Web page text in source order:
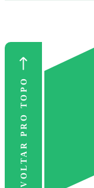
VOLTAR PRO TOPO